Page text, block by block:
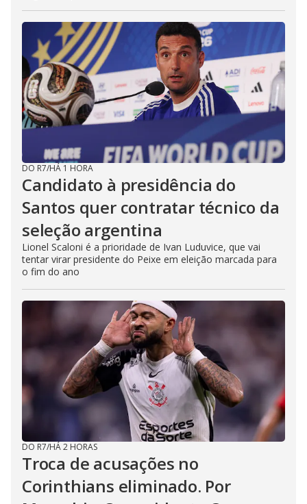
DO R7/HÁ 1 HORA
Candidato à presidência do
Santos quer contratar técnico da
seleção argentina
Lionel Scaloni é a prioridade de Ivan Luduvice, que vai
tentar virar presidente do Peixe em eleição marcada para
o fim do ano
DO R7/HÁ 2 HORAS
Troca de acusações no
Corinthians eliminado. Por